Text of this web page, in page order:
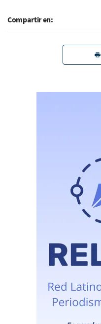
Compartir en: